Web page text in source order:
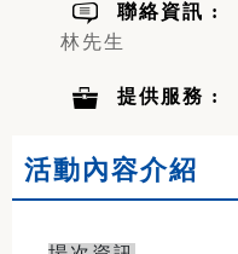
聯絡資訊 :
林先生
提供服務 :
活動內容介紹